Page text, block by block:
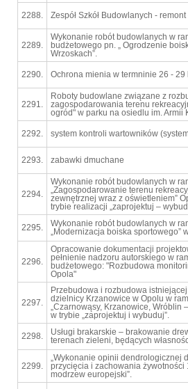
2288. Zespół Szkół Budowlanych -
2289.
Wykonanie robót budowlanych w
budżetowego pn. „ Ogrodzenie
Wrzoskach”.
2290. Ochrona mienia w termninie 26 - 29
2291.
Roboty budowlane związane z
zagospodarowania terenu
ogród" w parku na osiedlu im. Armii
2292. system kontroli wartowników
2293. zabawki dmuchane
2294.
Wykonanie robót budowlanych w
„Zagospodarowanie terenu
zewnętrznej wraz z oświetleniem”
trybie realizacji „zaprojektuj –
2295.
Wykonanie robót budowlanych w
„Modernizacja boiska sportowego”
2296.
Opracowanie dokumentacji
pełnienie nadzoru autorskiego w
budżetowego: "Rozbudowa
Opola"
2297.
Przebudowa i rozbudowa
dzielnicy Krzanowice w Opolu w
„Czarnowąsy, Krzanowice, Wróblin
w trybie „zaprojektuj i wybuduj”.
2298.
Usługi brakarskie – brakowanie
terenach zieleni, będących
2299.
„Wykonanie opinii dendrologicznej
przycięcia i zachowania żywotności
modrzew europejski”.